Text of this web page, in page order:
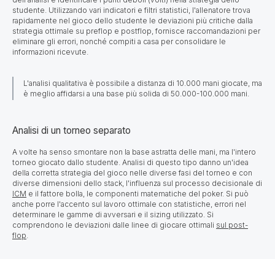
studente. Utilizzando vari indicatori e filtri statistici, l'allenatore trova
rapidamente nel gioco dello studente le deviazioni più critiche dalla
strategia ottimale su preflop e postflop, fornisce raccomandazioni per
eliminare gli errori, nonché compiti a casa per consolidare le
informazioni ricevute.
L'analisi qualitativa è possibile a distanza di 10.000 mani giocate, ma
è meglio affidarsi a una base più solida di 50.000-100.000 mani.
Analisi di un torneo separato
A volte ha senso smontare non la base astratta delle mani, ma l'intero
torneo giocato dallo studente. Analisi di questo tipo danno un'idea
della corretta strategia del gioco nelle diverse fasi del torneo e con
diverse dimensioni dello stack, l'influenza sul processo decisionale di
ICM e il fattore bolla, le componenti matematiche del poker. Si può
anche porre l'accento sul lavoro ottimale con statistiche, errori nel
determinare le gamme di avversari e il sizing utilizzato. Si
comprendono le deviazioni dalle linee di giocare ottimali sul post-
flop